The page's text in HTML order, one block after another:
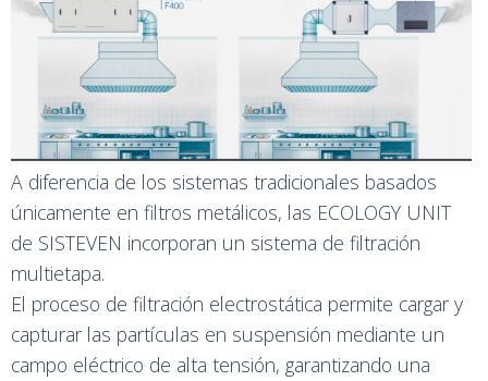
A diferencia de los sistemas tradicionales basados
únicamente en filtros metálicos, las ECOLOGY UNIT
de SISTEVEN incorporan un sistema de filtración
multietapa.
El proceso de filtración electrostática permite cargar y
capturar las partículas en suspensión mediante un
campo eléctrico de alta tensión, garantizando una